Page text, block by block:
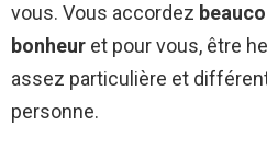
vous. Vous accordez
bonheur et pour vous, être
assez particulière et
personne.